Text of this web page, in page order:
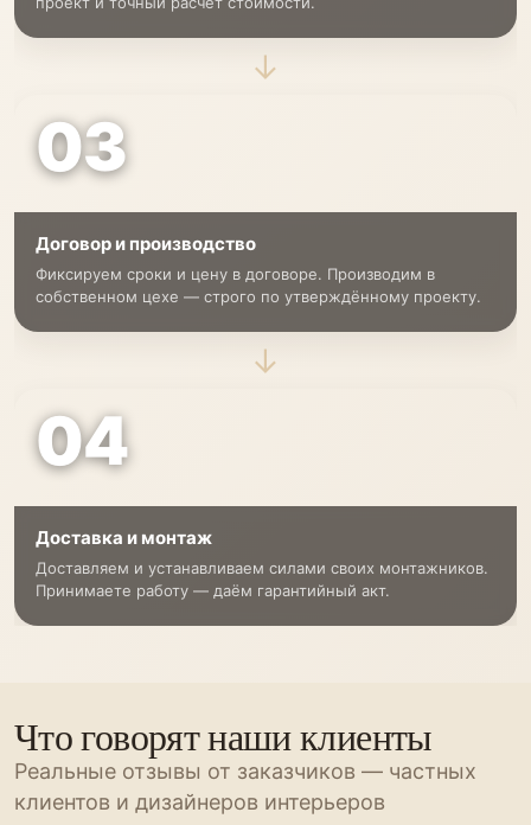
→
03
Договор и производство
Фиксируем сроки и цену в договоре. Производим в
собственном цехе — строго по утверждённому проекту.
→
04
Доставка и монтаж
Доставляем и устанавливаем силами своих монтажников.
Принимаете работу — даём гарантийный акт.
Что говорят наши клиенты
Реальные отзывы от заказчиков — частных
клиентов и дизайнеров интерьеров